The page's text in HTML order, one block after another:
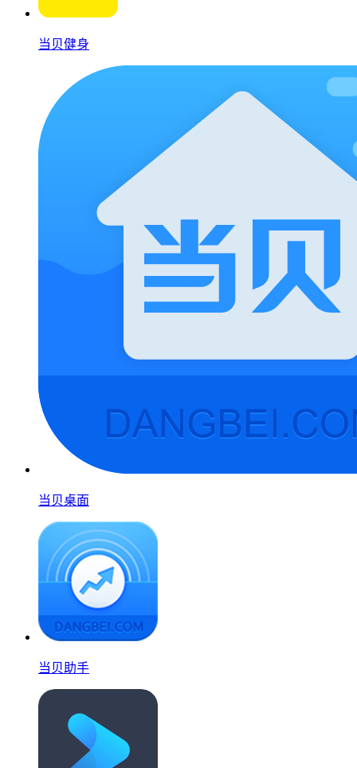
当贝健身
当贝桌面
当贝助手